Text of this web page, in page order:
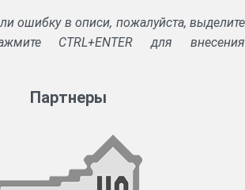
ошибку в описи, пожалуйста, выделите
CTRL+ENTER для внесения
Партнеры